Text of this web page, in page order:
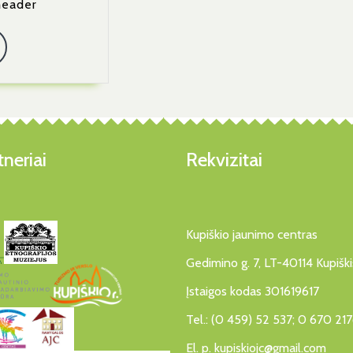
Read
Rekvizitai
Kupiškio jaunimo centras
Gedimino g. 7, LT-40114
Įstaigos kodas 301619617
Tel.: (0 459) 52 537; 0 670
El. p. kupiskiojc@gmail.com